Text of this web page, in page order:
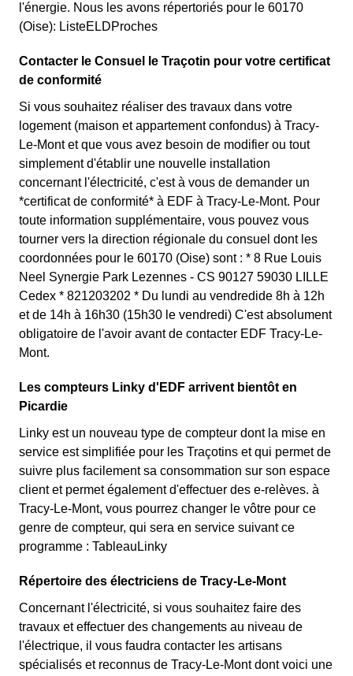
l'énergie. Nous les avons répertoriés pour le 60170
(Oise): ListeELDProches
Contacter le Consuel le Traçotin pour votre certificat
de conformité
Si vous souhaitez réaliser des travaux dans votre
logement (maison et appartement confondus) à Tracy-
Le-Mont et que vous avez besoin de modifier ou tout
simplement d'établir une nouvelle installation
concernant l'électricité, c'est à vous de demander un
*certificat de conformité* à EDF à Tracy-Le-Mont. Pour
toute information supplémentaire, vous pouvez vous
tourner vers la direction régionale du consuel dont les
coordonnées pour le 60170 (Oise) sont : * 8 Rue Louis
Neel Synergie Park Lezennes - CS 90127 59030 LILLE
Cedex * 821203202 * Du lundi au vendredide 8h à 12h
et de 14h à 16h30 (15h30 le vendredi) C'est absolument
obligatoire de l'avoir avant de contacter EDF Tracy-Le-
Mont.
Les compteurs Linky d'EDF arrivent bientôt en
Picardie
Linky est un nouveau type de compteur dont la mise en
service est simplifiée pour les Traçotins et qui permet de
suivre plus facilement sa consommation sur son espace
client et permet également d'effectuer des e-relèves. à
Tracy-Le-Mont, vous pourrez changer le vôtre pour ce
genre de compteur, qui sera en service suivant ce
programme : TableauLinky
Répertoire des électriciens de Tracy-Le-Mont
Concernant l'électricité, si vous souhaitez faire des
travaux et effectuer des changements au niveau de
l'électrique, il vous faudra contacter les artisans
spécialisés et reconnus de Tracy-Le-Mont dont voici une